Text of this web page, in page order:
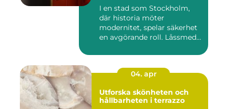
I en stad som Stockholm,
där historia möter
modernitet, spelar säkerhet
en avgörande roll. Låssmed
04. apr
Utforska skönheten och
hållbarheten i terrazzo